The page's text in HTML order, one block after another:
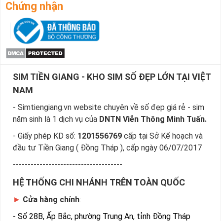
những yêu cầu của bạn, giúp bạn tìm sim nhanh nhất.
Bước 4 : Khi đã chọn được số ưng ý, bạn chọn “Đặt
mua” và điền các thông tin cá nhân của bạn.
Sau khi nhận được đơn đặt hàng của bạn, nhân viên sẽ gọi
điện và chốt đơn và gửi sim về theo địa chỉ của bạn.
được sim số đẹp giá rẻ, sim giảm giá gọi ngay vào
Hotline:0981.63.63.63 để đặt mua sim, hoặc có thể đến trực
Chứng nhận
SIM TIỀN GIANG - KHO SIM SỐ ĐẸP LỚN TẠI VIỆT
NAM
- Simtiengiang.vn website chuyên về số đẹp giá rẻ - sim
năm sinh là 1 dịch vụ của DNTN Viễn Thông Minh Tuấn.
- Giấy phép KD số: 1201556769 cấp tại Sở Kế hoạch và
đầu tư Tiền Giang ( Đồng Tháp ), cấp ngày 06/07/2017
-------------------------------------
HỆ THỐNG CHI NHÁNH TRÊN TOÀN QUỐC
► Cửa hàng chính:
- Số 28B, Ấp Bắc, phường Trung An, tỉnh Đồng Tháp